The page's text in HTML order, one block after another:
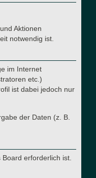
Aktionen
notwendig ist.
im Internet
etc.)
ist dabei jedoch nur
der Daten (z. B.
erforderlich ist.